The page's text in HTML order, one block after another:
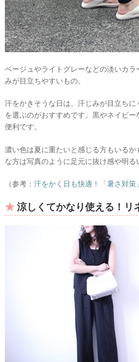
ベージュやライトグレーなどの淡いカラ
みが目立ちやすいもの。
汗をかきそうな日は、汗じみが目立ちに
を選ぶのがおすすめです。黒やネイビー
便利です。
濃い色は夏に重たいと感じる方もいるか
な方は写真のように足元に抜け感や明
（参考： 汗をかく日も快適！「暑さ対策
涼しくてかなり使える！ リ